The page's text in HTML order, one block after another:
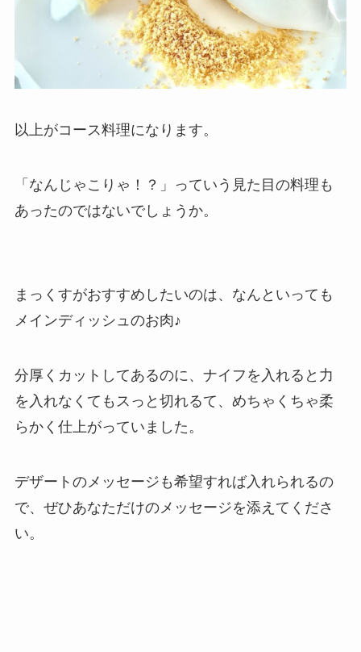
以上がコース料理になります。
「なんじゃこりゃ！？」っていう見た目の料理も
あったのではないでしょうか。
まっくすがおすすめしたいのは、なんといっても
メインディッシュのお肉♪
分厚くカットしてあるのに、ナイフを入れると力
を入れなくてもスっと切れるて、めちゃくちゃ柔
らかく仕上がっていました。
デザートのメッセージも希望すれば入れられるの
で、ぜひあなただけのメッセージを添えてくださ
い。